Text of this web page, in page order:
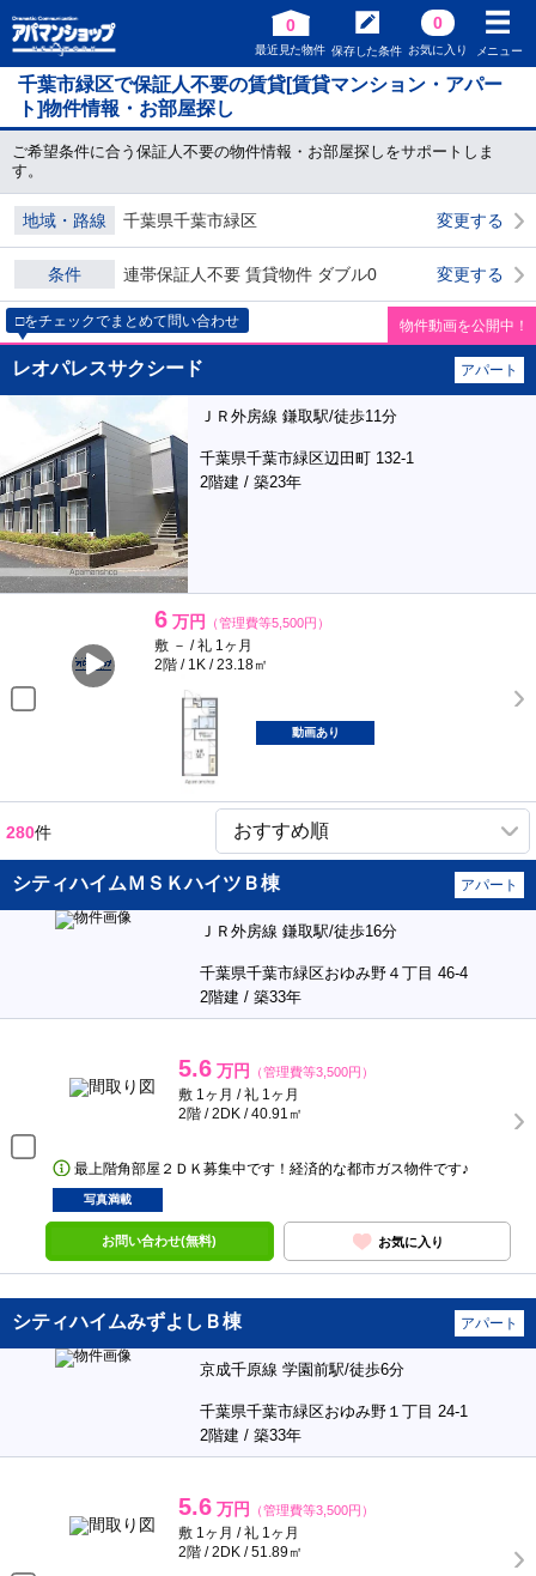
0
最近見た物件 保存した条件
0
お気に入り メニュー
千葉市緑区で保証人不要の賃貸[賃貸マンション・アパー
ト]物件情報・お部屋探し
ご希望条件に合う保証人不要の物件情報・お部屋探しをサポートしま
す。
地域・路線 千葉県千葉市緑区 変更する
条件 連帯保証人不要 賃貸物件 ダブル0 変更する
□をチェックでまとめて問い合わせ 物件動画を公開中！
レオパレスサクシード アパート
ＪＲ外房線 鎌取駅/徒歩11分
千葉県千葉市緑区辺田町 132-1
2階建 / 築23年
6 万円 （管理費等5,500円）
敷 － / 礼 1ヶ月
2階 / 1K / 23.18㎡
動画あり
280件
シティハイムＭＳＫハイツＢ棟 アパート
ＪＲ外房線 鎌取駅/徒歩16分
千葉県千葉市緑区おゆみ野４丁目 46-4
2階建 / 築33年
5.6 万円 （管理費等3,500円）
敷 1ヶ月 / 礼 1ヶ月
2階 / 2DK / 40.91㎡
最上階角部屋２ＤＫ募集中です！経済的な都市ガス物件です♪
写真満載
お問い合わせ(無料) お気に入り
シティハイムみずよしＢ棟 アパート
京成千原線 学園前駅/徒歩6分
千葉県千葉市緑区おゆみ野１丁目 24-1
2階建 / 築33年
5.6 万円 （管理費等3,500円）
敷 1ヶ月 / 礼 1ヶ月
2階 / 2DK / 51.89㎡